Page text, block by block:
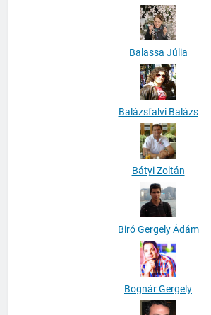
Balassa Júlia
Balázsfalvi Balázs
Bátyi Zoltán
Biró Gergely Ádám
Bognár Gergely